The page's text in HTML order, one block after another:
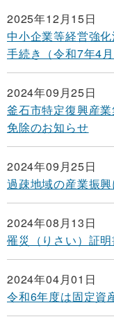
2025年12月15日
中小企業等経営強
手続き（令和7年4
2024年09月25日
釜石市特定復興産
免除のお知らせ
2024年09月25日
過疎地域の産業振
2024年08月13日
罹災（りさい）証
2024年04月01日
令和6年度は固定資